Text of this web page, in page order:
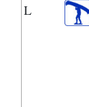
L